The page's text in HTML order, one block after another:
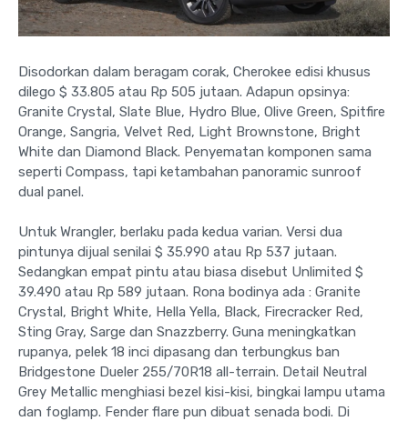
Disodorkan dalam beragam corak, Cherokee edisi khusus
dilego $ 33.805 atau Rp 505 jutaan. Adapun opsinya:
Granite Crystal, Slate Blue, Hydro Blue, Olive Green, Spitfire
Orange, Sangria, Velvet Red, Light Brownstone, Bright
White dan Diamond Black. Penyematan komponen sama
seperti Compass, tapi ketambahan panoramic sunroof
dual panel.
Untuk Wrangler, berlaku pada kedua varian. Versi dua
pintunya dijual senilai $ 35.990 atau Rp 537 jutaan.
Sedangkan empat pintu atau biasa disebut Unlimited $
39.490 atau Rp 589 jutaan. Rona bodinya ada : Granite
Crystal, Bright White, Hella Yella, Black, Firecracker Red,
Sting Gray, Sarge dan Snazzberry. Guna meningkatkan
rupanya, pelek 18 inci dipasang dan terbungkus ban
Bridgestone Dueler 255/70R18 all-terrain. Detail Neutral
Grey Metallic menghiasi bezel kisi-kisi, bingkai lampu utama
dan foglamp. Fender flare pun dibuat senada bodi. Di